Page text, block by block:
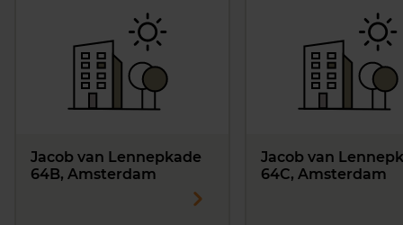
Jacob van Lennepkade
64B, Amsterdam
Jacob van
64C, Amsterdam